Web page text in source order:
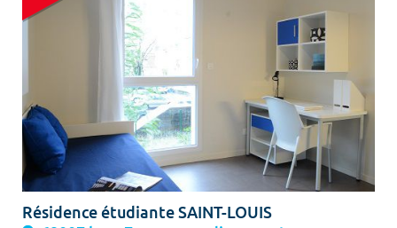
Résidence étudiante SAINT-LOUIS